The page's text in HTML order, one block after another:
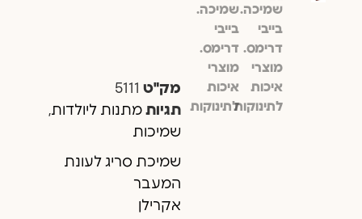
מק"ט 5111
תגיות מתנות ליולדות,
שמיכות
שמיכת סריג לעונת
המעבר
אקרילן